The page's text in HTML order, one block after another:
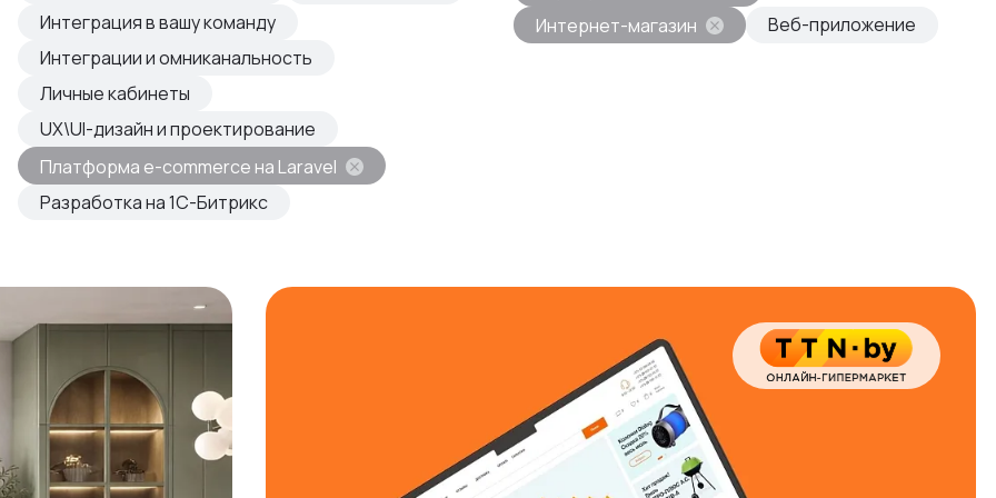
Интеграция в вашу команду
Интеграции и омниканальность
Личные кабинеты
UX\UI-дизайн и проектирование
Платформа e-commerce на Laravel
Разработка на 1С-Битрикс
Интернет-магазин
Веб-приложение